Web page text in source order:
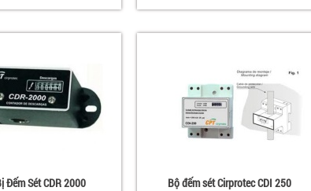
Đếm Sét CDR 2000 Bộ đếm sét Cirprotec CDI 250